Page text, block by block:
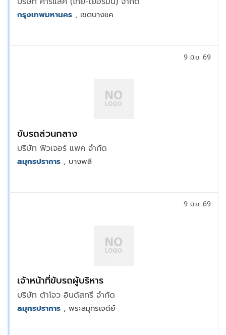
กรุงเทพมหานคร , เขตบางแค
ขับรถส่วนกลาง
บริษัท ฟิวเจอร์ แพค จำกัด
9 มิ.ย. 69
สมุทรปราการ , บางพลี
เจ้าหน้าที่ขับรถผู้บริหาร
บริษัท ต้าโจว อินดัสทรี จำกัด
9 มิ.ย. 69
สมุทรปราการ , พระสมุทรเจดีย์